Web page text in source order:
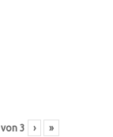
von 3 › »